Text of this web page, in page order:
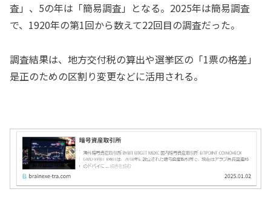
査」、5の年は「簡易調査」となる。2025年は簡易調査
で、1920年の第1回から数えて22回目の調査だった。
調査結果は、地方交付税の算出や選挙区の「1票の格差」
是正のための区割り変更などに活用される。